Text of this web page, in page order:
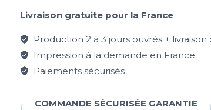
Livraison gratuite pour la France
Production 2 à 3 jours ouvrés + livraison
Impression à la demande en France
Paiements sécurisés
COMMANDE SÉCURISÉE GARANTIE